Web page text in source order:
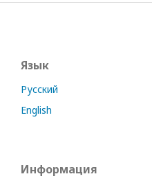
Язык
Русский
English
Информация